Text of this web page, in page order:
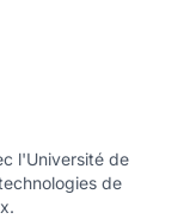
l'Université de
de